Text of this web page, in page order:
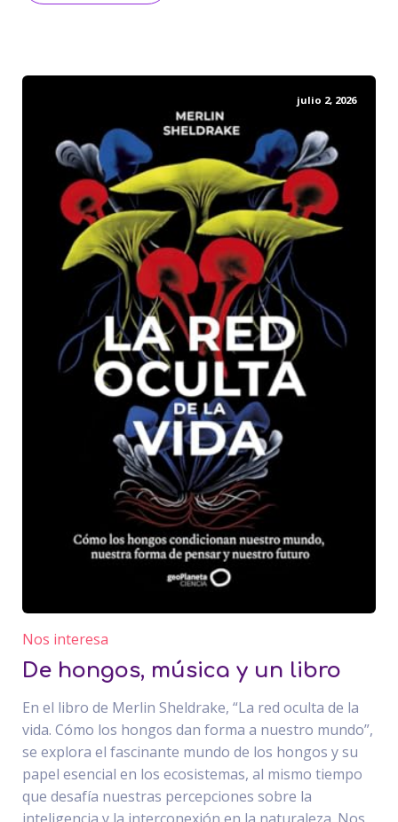
julio 2, 2026
Nos interesa
De hongos, música y un libro
En el libro de Merlin Sheldrake, “La red oculta de la
vida. Cómo los hongos dan forma a nuestro mundo”,
se explora el fascinante mundo de los hongos y su
papel esencial en los ecosistemas, al mismo tiempo
que desafía nuestras percepciones sobre la